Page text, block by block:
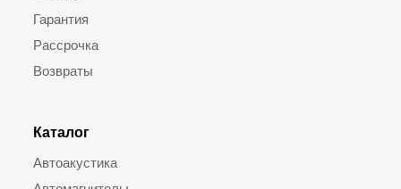
Гарантия
Рассрочка
Возвраты
Каталог
Автоакустика